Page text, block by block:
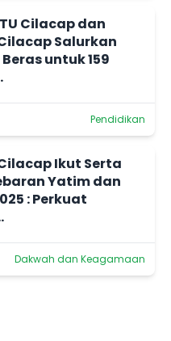
Cilacap dan
Cilacap Salurkan
untuk 159
Pendidikan
Cilacap Ikut Serta
Yatim dan
: Perkuat
Dakwah dan Keagamaan